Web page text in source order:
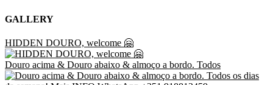
GALLERY
HIDDEN DOURO, welcome 🤗
Douro acima & Douro abaixo & almoço a bordo. Todos